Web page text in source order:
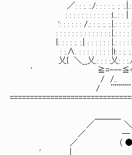
／: : :. :./: : :
: : : : : : : : : : : :l...: :｜
': : : : : : /.: : :. :. :.|.:
: : : : : : : : : : : : : :.|.: : : : |:
{: : : : :. :.| : : : : : : |.: : : : |. : :
: :.∧. : : : : : : : : |l: : :. :.}l..: :
乂{ ＼__乂.: : : :乂: : :.ﾉ
' ≧=---≦ｲ＜
/ /..
/ ¨¨¨¨¨
／
／ ―
／ （ ●）
' | （__ﾉ_